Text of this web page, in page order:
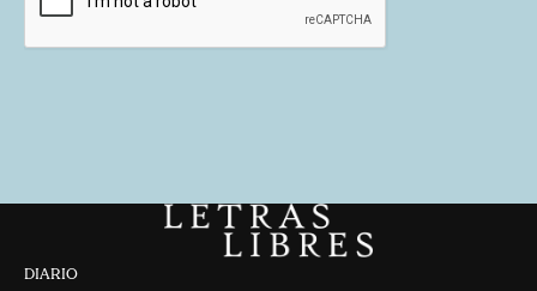
DIARIO